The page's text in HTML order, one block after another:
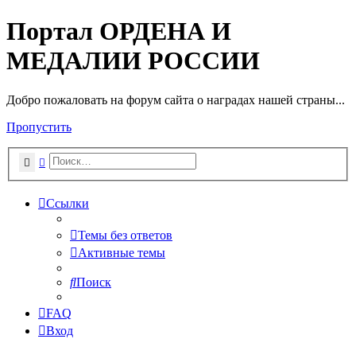
Портал ОРДЕНА И
МЕДАЛИИ РОССИИ
Добро пожаловать на форум сайта о наградах нашей страны...
Пропустить
ПоискРасширенный поиск
Ссылки
Темы без ответов
Активные темы
Поиск
FAQ
Вход